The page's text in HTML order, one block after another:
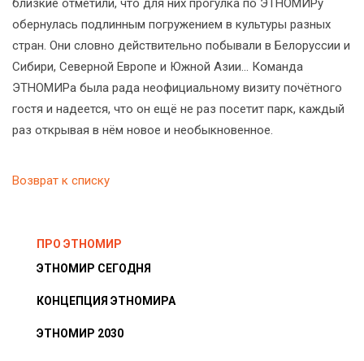
близкие отметили, что для них прогулка по ЭТНОМИРу
обернулась подлинным погружением в культуры разных
стран. Они словно действительно побывали в Белоруссии и
Сибири, Северной Европе и Южной Азии... Команда
ЭТНОМИРа была рада неофициальному визиту почётного
гостя и надеется, что он ещё не раз посетит парк, каждый
раз открывая в нём новое и необыкновенное.
Возврат к списку
ПРО ЭТНОМИР
ЭТНОМИР СЕГОДНЯ
КОНЦЕПЦИЯ ЭТНОМИРА
ЭТНОМИР 2030